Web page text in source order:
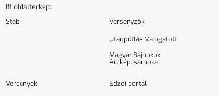
Ifi oldaltérkép:
Stáb Versenyzők
Utánpótlás Válogatott
Magyar Bajnokok
Arcképcsarnoka
Versenyek Edzői portál